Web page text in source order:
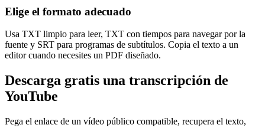
Elige el formato adecuado
Usa TXT limpio para leer, TXT con tiempos para navegar por la
fuente y SRT para programas de subtítulos. Copia el texto a un
editor cuando necesites un PDF diseñado.
Descarga gratis una transcripción de
YouTube
Pega el enlace de un vídeo público compatible, recupera el texto,